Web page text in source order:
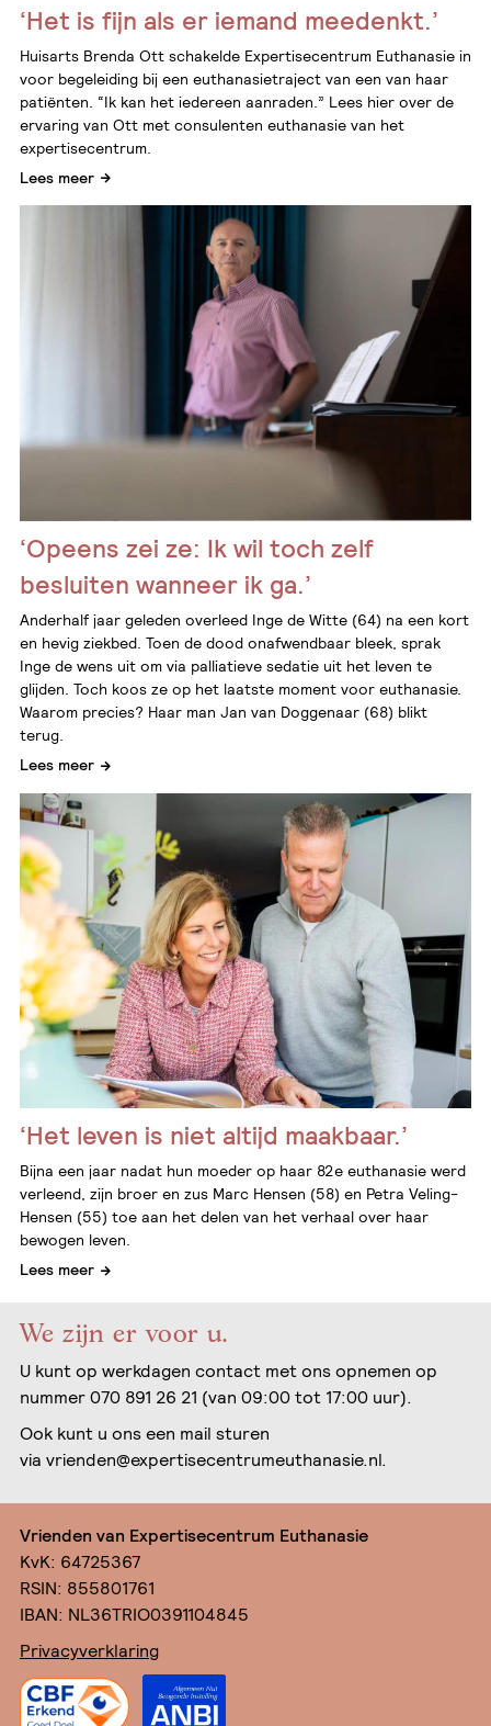
‘Het is fijn als er iemand meedenkt.’
Huisarts Brenda Ott schakelde Expertisecentrum Euthanasie in
voor begeleiding bij een euthanasietraject van een van haar
patiënten. “Ik kan het iedereen aanraden.” Lees hier over de
ervaring van Ott met consulenten euthanasie van het
expertisecentrum.
Lees meer
‘Opeens zei ze: Ik wil toch zelf
besluiten wanneer ik ga.’
Anderhalf jaar geleden overleed Inge de Witte (64) na een kort
en hevig ziekbed. Toen de dood onafwendbaar bleek, sprak
Inge de wens uit om via palliatieve sedatie uit het leven te
glijden. Toch koos ze op het laatste moment voor euthanasie.
Waarom precies? Haar man Jan van Doggenaar (68) blikt
terug.
Lees meer
‘Het leven is niet altijd maakbaar.’
Bijna een jaar nadat hun moeder op haar 82e euthanasie werd
verleend, zijn broer en zus Marc Hensen (58) en Petra Veling-
Hensen (55) toe aan het delen van het verhaal over haar
bewogen leven.
Lees meer
We zijn er voor u.
U kunt op werkdagen contact met ons opnemen op
nummer 070 891 26 21 (van 09:00 tot 17:00 uur).
Ook kunt u ons een mail sturen
via vrienden@expertisecentrumeuthanasie.nl.
Vrienden van Expertisecentrum Euthanasie
KvK: 64725367
RSIN: 855801761
IBAN: NL36TRIO0391104845
Privacyverklaring